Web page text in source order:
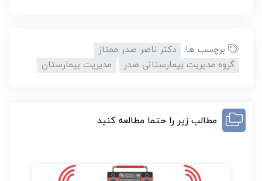
برچسب ها:
دکتر ناصر صدر ممتاز
گروه مدیریت بیمارستانی صدر
مدیریت بیمارستان
مطالب زیر را حتما مطالعه کنید